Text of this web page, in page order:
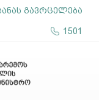
გავრცელება
1501